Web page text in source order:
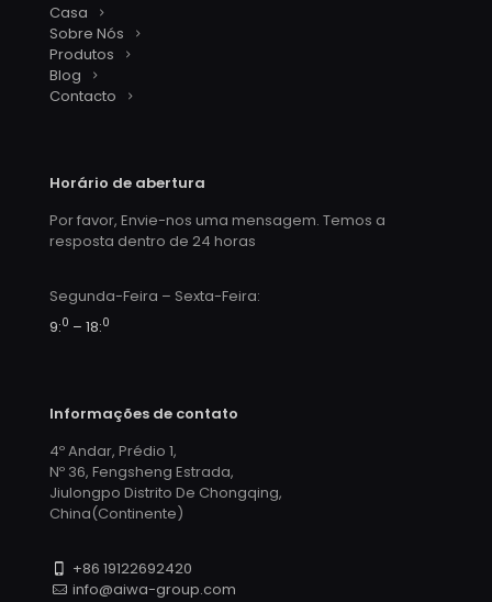
Casa
Sobre Nós
Produtos
Blog
Contacto
Horário de abertura
Por favor, Envie-nos uma mensagem. Temos a
resposta dentro de 24 horas
Segunda-Feira – Sexta-Feira:
9:0 – 18:0
Informações de contato
4º Andar, Prédio 1,
Nº 36, Fengsheng Estrada,
Jiulongpo Distrito De Chongqing,
China(Continente)
+86 19122692420
info@aiwa-group.com